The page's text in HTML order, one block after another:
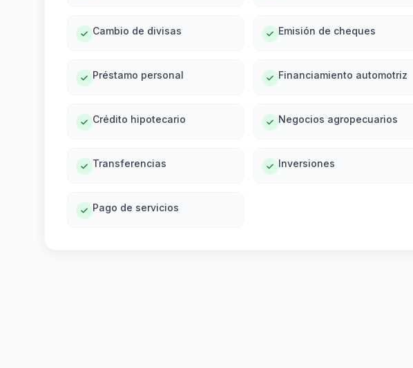
Cambio de divisas Emisión de cheques
Préstamo personal Financiamiento automotriz
Crédito hipotecario Negocios agropecuarios
Transferencias Inversiones
Pago de servicios